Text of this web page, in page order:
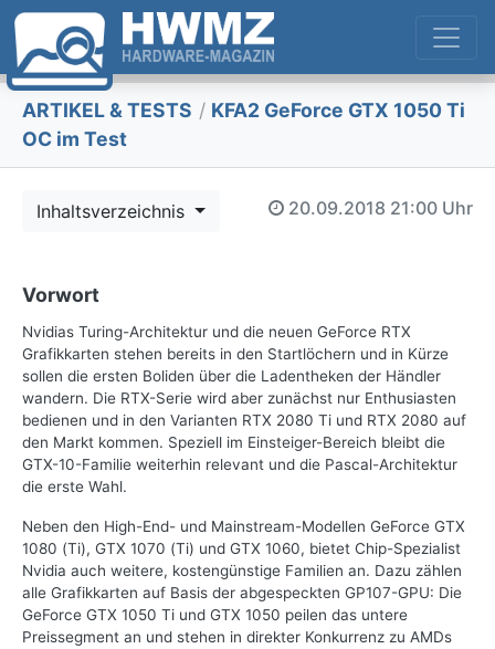
ARTIKEL & TESTS / KFA2 GeForce GTX 1050 Ti
OC im Test
Inhaltsverzeichnis 20.09.2018 21:00 Uhr
Vorwort
Nvidias Turing-Architektur und die neuen GeForce RTX
Grafikkarten stehen bereits in den Startlöchern und in Kürze
sollen die ersten Boliden über die Ladentheken der Händler
wandern. Die RTX-Serie wird aber zunächst nur Enthusiasten
bedienen und in den Varianten RTX 2080 Ti und RTX 2080 auf
den Markt kommen. Speziell im Einsteiger-Bereich bleibt die
GTX-10-Familie weiterhin relevant und die Pascal-Architektur
die erste Wahl.
Neben den High-End- und Mainstream-Modellen GeForce GTX
1080 (Ti), GTX 1070 (Ti) und GTX 1060, bietet Chip-Spezialist
Nvidia auch weitere, kostengünstige Familien an. Dazu zählen
alle Grafikkarten auf Basis der abgespeckten GP107-GPU: Die
GeForce GTX 1050 Ti und GTX 1050 peilen das untere
Preissegment an und stehen in direkter Konkurrenz zu AMDs